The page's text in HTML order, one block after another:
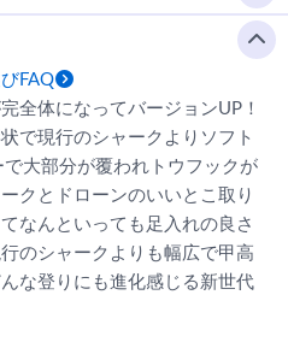
FAQ
全体になってバージョンUP！
で現行のシャークよりソフト
大部分が覆われトウフックが
クとドローンのいいとこ取り
なんといっても足入れの良さ
のシャークよりも幅広で甲高
な登りにも進化感じる新世代